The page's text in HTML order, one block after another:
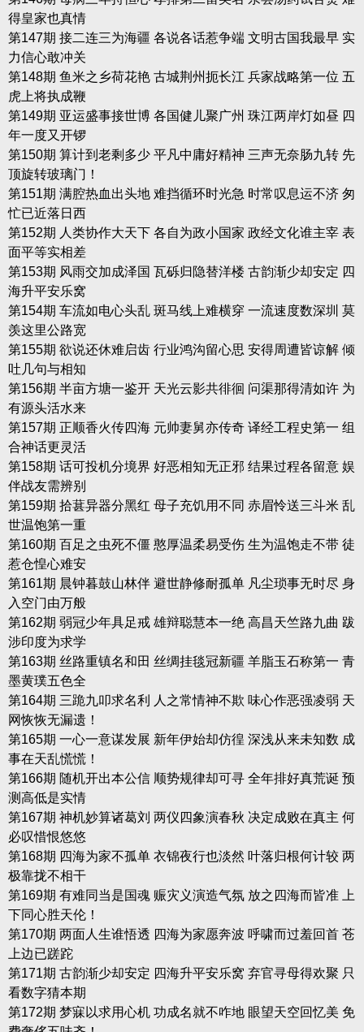
得皇家也真情
第147期 接二连三为海疆 各说各话惹争端 文明古国我最早 实
力信心敢冲关
第148期 鱼米之乡荷花艳 古城荆州扼长江 兵家战略第一位 五
虎上将执成鞭
第149期 亚运盛事接世博 各国健儿聚广州 珠江两岸灯如昼 四
年一度又开锣
第150期 算计到老剩多少 平凡中庸好精神 三声无奈肠九转 先
顶旋转玻璃门！
第151期 满腔热血出头地 难挡循环时光急 时常叹息运不济 匆
忙已近落日西
第152期 人类协作大天下 各自为政小国家 政经文化谁主宰 表
面平等实相差
第153期 风雨交加成泽国 瓦砾归隐替洋楼 古韵渐少却安定 四
海升平安乐窝
第154期 车流如电心头乱 斑马线上难横穿 一流速度数深圳 莫
羡这里公路宽
第155期 欲说还休难启齿 行业鸿沟留心思 安得周遭皆谅解 倾
吐几句与相知
第156期 半亩方塘一鉴开 天光云影共徘徊 问渠那得清如许 为
有源头活水来
第157期 正顺香火传四海 元帅妻舅亦传奇 译经工程史第一 组
合神话更灵活
第158期 话可投机分境界 好恶相知无正邪 结果过程各留意 娱
伴战友需辨别
第159期 拾葚异器分黑红 母子充饥用不同 赤眉怜送三斗米 乱
世温饱第一重
第160期 百足之虫死不僵 憨厚温柔易受伤 生为温饱走不带 徒
惹仓惶心难安
第161期 晨钟暮鼓山林伴 避世静修耐孤单 凡尘琐事无时尽 身
入空门由万般
第162期 弱冠少年具足戒 雄辩聪慧本一绝 高昌天竺路九曲 跋
涉印度为求学
第163期 丝路重镇名和田 丝绸挂毯冠新疆 羊脂玉石称第一 青
墨黄璞五色全
第164期 三跪九叩求名利 人之常情神不欺 味心作恶强凌弱 天
网恢恢无漏遗！
第165期 一心一意谋发展 新年伊始却仿徨 深浅从来未知数 成
事在天乱慌慌！
第166期 随机开出本公信 顺势规律却可寻 全年排好真荒诞 预
测高低是实情
第167期 神机妙算诸葛刘 两仪四象演春秋 决定成败在真主 何
必叹惜恨悠悠
第168期 四海为家不孤单 衣锦夜行也淡然 叶落归根何计较 两
极靠拢不相干
第169期 有难同当是国魂 赈灾义演造气氛 放之四海而皆准 上
下同心胜天伦！
第170期 两面人生谁悟透 四海为家愿奔波 呼啸而过羞回首 苍
上边已蹉跎
第171期 古韵渐少却安定 四海升平安乐窝 弃官寻母得欢聚 只
看数字猜本期
第172期 梦寐以求用心机 功成名就不咋地 眼望天空回忆美 免